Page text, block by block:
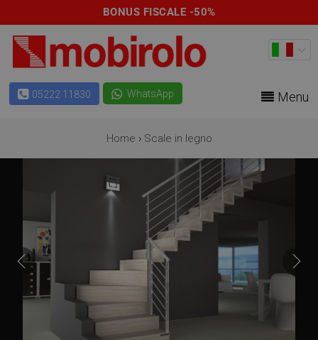
BONUS FISCALE -50%
05222 11830 WhatsApp Menu
Home › Scale in legno